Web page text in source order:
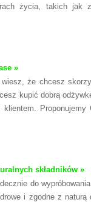
życia, takich jak
»
wiesz, że chcesz
kupić dobrą
klientem.
składników »
do
i zgodne z naturą